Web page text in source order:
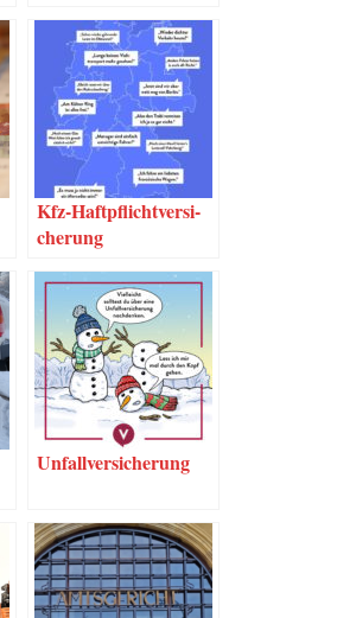
Kfz-Haf­t­pflich­t­­ver­­­si­
che­rung
Unfall­ver­si­che­rung